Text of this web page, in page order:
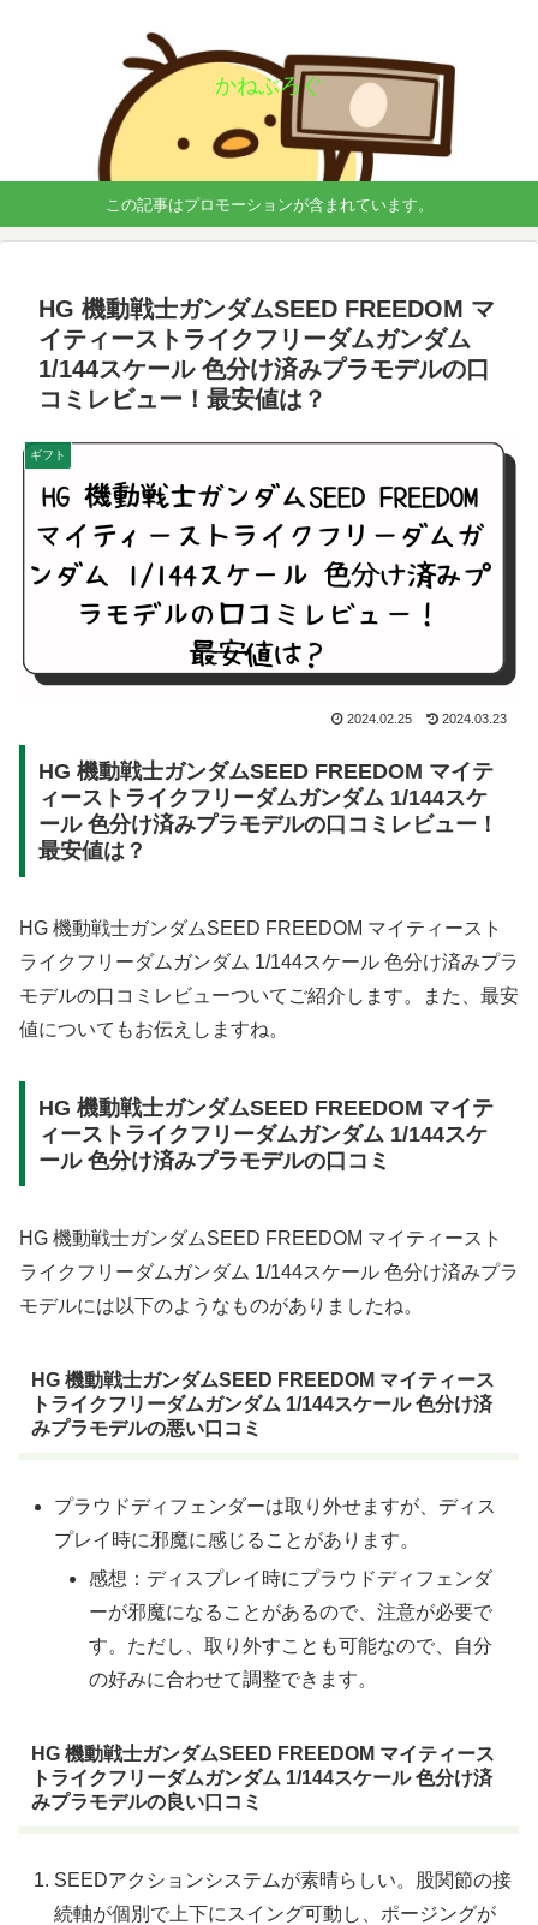
かねぶろぐ
この記事はプロモーションが含まれています。
HG 機動戦士ガンダムSEED FREEDOM マ
イティーストライクフリーダムガンダム
1/144スケール 色分け済みプラモデルの口
コミレビュー！最安値は？
ギフト
2024.02.25 2024.03.23
HG 機動戦士ガンダムSEED FREEDOM マイテ
ィーストライクフリーダムガンダム 1/144スケ
ール 色分け済みプラモデルの口コミレビュー！
最安値は？
HG 機動戦士ガンダムSEED FREEDOM マイティースト
ライクフリーダムガンダム 1/144スケール 色分け済みプラ
モデルの口コミレビューついてご紹介します。また、最安
値についてもお伝えしますね。
HG 機動戦士ガンダムSEED FREEDOM マイテ
ィーストライクフリーダムガンダム 1/144スケ
ール 色分け済みプラモデルの口コミ
HG 機動戦士ガンダムSEED FREEDOM マイティースト
ライクフリーダムガンダム 1/144スケール 色分け済みプラ
モデルには以下のようなものがありましたね。
HG 機動戦士ガンダムSEED FREEDOM マイティース
トライクフリーダムガンダム 1/144スケール 色分け済
みプラモデルの悪い口コミ
プラウドディフェンダーは取り外せますが、ディス
プレイ時に邪魔に感じることがあります。
感想：ディスプレイ時にプラウドディフェンダ
ーが邪魔になることがあるので、注意が必要で
す。ただし、取り外すことも可能なので、自分
の好みに合わせて調整できます。
HG 機動戦士ガンダムSEED FREEDOM マイティース
トライクフリーダムガンダム 1/144スケール 色分け済
みプラモデルの良い口コミ
SEEDアクションシステムが素晴らしい。股関節の接
続軸が個別で上下にスイング可動し、ポージングが